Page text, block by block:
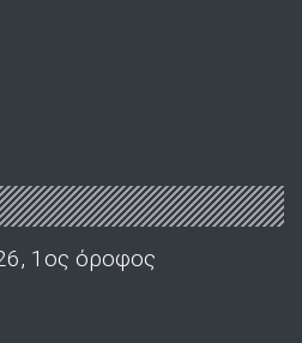
1ος όροφος